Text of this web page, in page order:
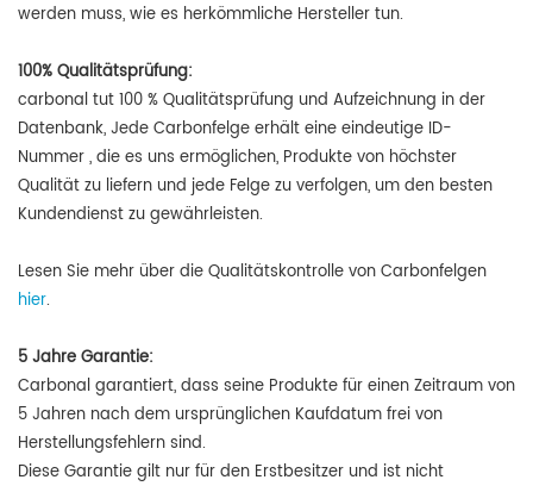
werden muss, wie es herkömmliche Hersteller tun.
100% Qualitätsprüfung:
carbonal tut100 % Qualitätsprüfung und Aufzeichnung in der
Datenbank, Jede Carbonfelge erhält eine eindeutige ID-
Nummer, die es uns ermöglichen, Produkte von höchster
Qualität zu liefern und jede Felge zu verfolgen, um den besten
Kundendienst zu gewährleisten.
Lesen Sie mehr über die Qualitätskontrolle von Carbonfelgen
hier.
5 Jahre Garantie:
Carbonal garantiert, dass seine Produkte für einen Zeitraum von
5 Jahren nach dem ursprünglichen Kaufdatum frei von
Herstellungsfehlern sind.
Diese Garantie gilt nur für den Erstbesitzer und ist nicht